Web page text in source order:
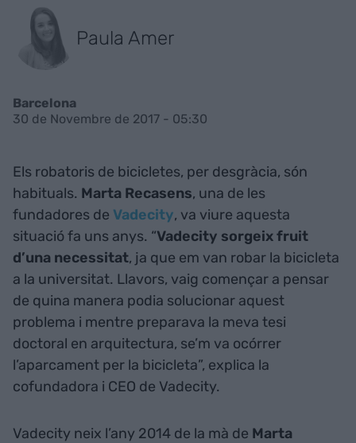
Paula Amer
Barcelona
30 de Novembre de 2017 - 05:30
Els robatoris de bicicletes, per desgràcia, són
habituals. Marta Recasens, una de les
fundadores de Vadecity, va viure aquesta
situació fa uns anys. “Vadecity sorgeix fruit
d’una necessitat, ja que em van robar la bicicleta
a la universitat. Llavors, vaig començar a pensar
de quina manera podia solucionar aquest
problema i mentre preparava la meva tesi
doctoral en arquitectura, se’m va ocórrer
l’aparcament per la bicicleta”, explica la
cofundadora i CEO de Vadecity.
Vadecity neix l’any 2014 de la mà de Marta